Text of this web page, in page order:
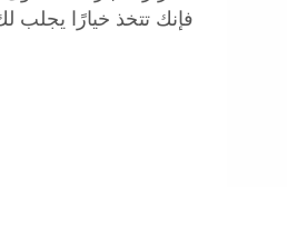
فإنك تتخذ خيارًا يجلب